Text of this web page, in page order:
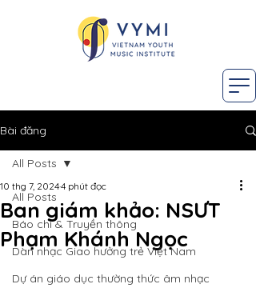
Bài đăng
All Posts
Báo chí & Truyền thông
Dàn nhạc Giao hưởng trẻ Việt Nam
Dự án giáo dục thường thức âm nhạc
All Posts
Ban giám khảo: NSƯT
Phạm Khánh Ngọc
10 thg 7, 20244 phút đọc